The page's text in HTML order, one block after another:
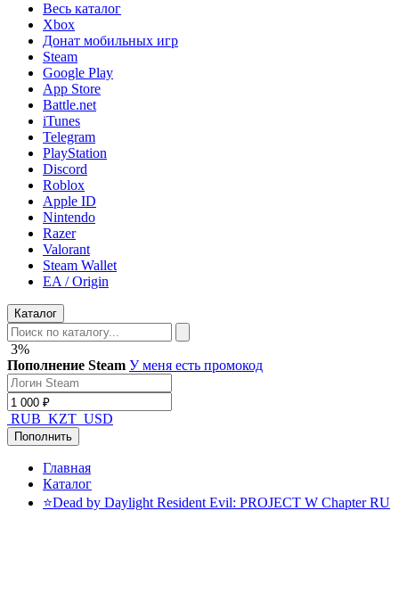
Весь каталог
Xbox
Донат мобильных игр
Steam
Google Play
App Store
Battle.net
iTunes
Telegram
PlayStation
Discord
Roblox
Apple ID
Nintendo
Razer
Valorant
Steam Wallet
EA / Origin
Каталог
3%
Пополнение Steam У меня есть промокод
RUB KZT USD
Пополнить
Главная
Каталог
⭐️Dead by Daylight Resident Evil: PROJECT W Chapter RU